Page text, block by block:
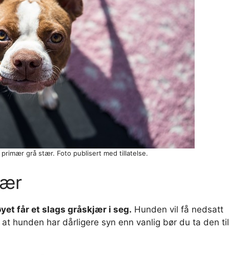
grå stær. Foto publisert med tillatelse.
får et slags gråskjær i seg. Hunden vil få nedsatt
hunden har dårligere syn enn vanlig bør du ta den til